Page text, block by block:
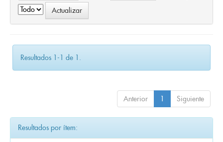
Resultados 1-1 de 1.
Anterior 1 Siguiente
Resultados por ítem: